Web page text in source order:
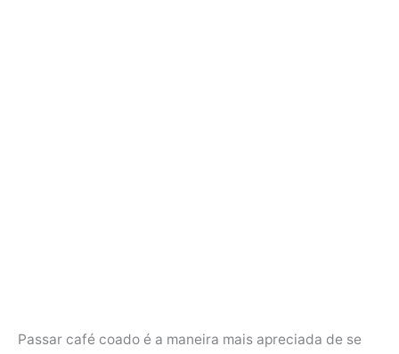
Passar café coado é a maneira mais apreciada de se